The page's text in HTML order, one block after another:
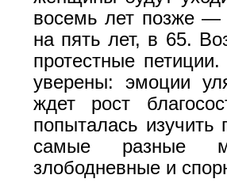
восемь лет позже
на пять лет, в 65.
протестные
уверены: эмоции
ждет рост
попыталась изучить
самые разные
злободневные и